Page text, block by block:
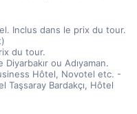
Inclus dans le prix du tour.
du tour.
Diyarbakır ou Adıyaman.
Hôtel, Novotel etc. -
Taşsaray Bardakçı, Hôtel